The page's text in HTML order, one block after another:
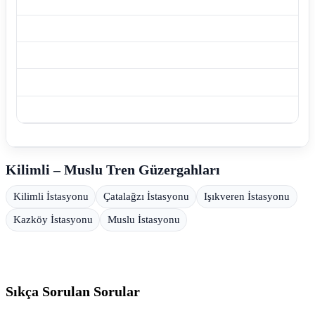
Kilimli – Muslu Tren Güzergahları
Kilimli İstasyonu Çatalağzı İstasyonu Işıkveren İstasyonu
Kazköy İstasyonu Muslu İstasyonu
Sıkça Sorulan Sorular